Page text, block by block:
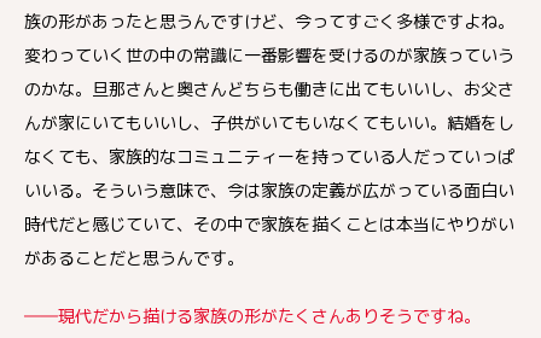
族の形があったと思うんですけど、今ってすごく多様ですよね。
変わっていく世の中の常識に一番影響を受けるのが家族っていう
のかな。旦那さんと奥さんどちらも働きに出てもいいし、お父さ
んが家にいてもいいし、子供がいてもいなくてもいい。結婚をし
なくても、家族的なコミュニティーを持っている人だっていっぱ
いいる。そういう意味で、今は家族の定義が広がっている面白い
時代だと感じていて、その中で家族を描くことは本当にやりがい
があることだと思うんです。
――現代だから描ける家族の形がたくさんありそうですね。